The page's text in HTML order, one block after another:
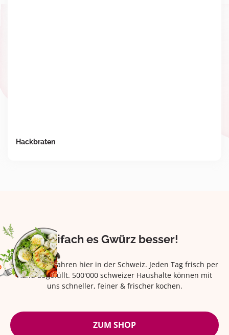
Hackbraten
Eifach es Gwürz besser!
Seit über 42 Jahren hier in der Schweiz. Jeden Tag frisch per
Hand abgefüllt. 500'000 schweizer Haushalte können mit
uns schneller, feiner & frischer kochen.
ZUM SHOP